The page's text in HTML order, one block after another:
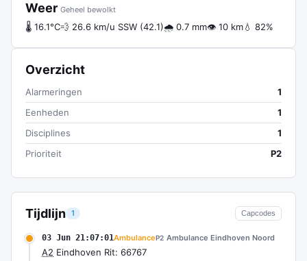
Tijdlijn 1 Capcodes
03 Jun 21:07:01AmbulanceP2 Ambulance Eindhoven Noord
A2 Eindhoven Rit: 66767
Weer Geheel bewolkt
🌡 16.1°C💨 26.6 km/u SSW (42.1)🌧 0.7 mm👁 10 km💧 82%
Overzicht
Alarmeringen
1
Eenheden
1
Disciplines
1
Prioriteit
P2